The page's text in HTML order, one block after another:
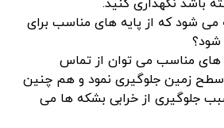
باشد نگهداری کنید.
شود که از پایه های مناسب برای
شود؟
های مناسب می توان از تماس
زمین جلوگیری نمود و هم چنین
جلوگیری از خرابی بشکه ها می